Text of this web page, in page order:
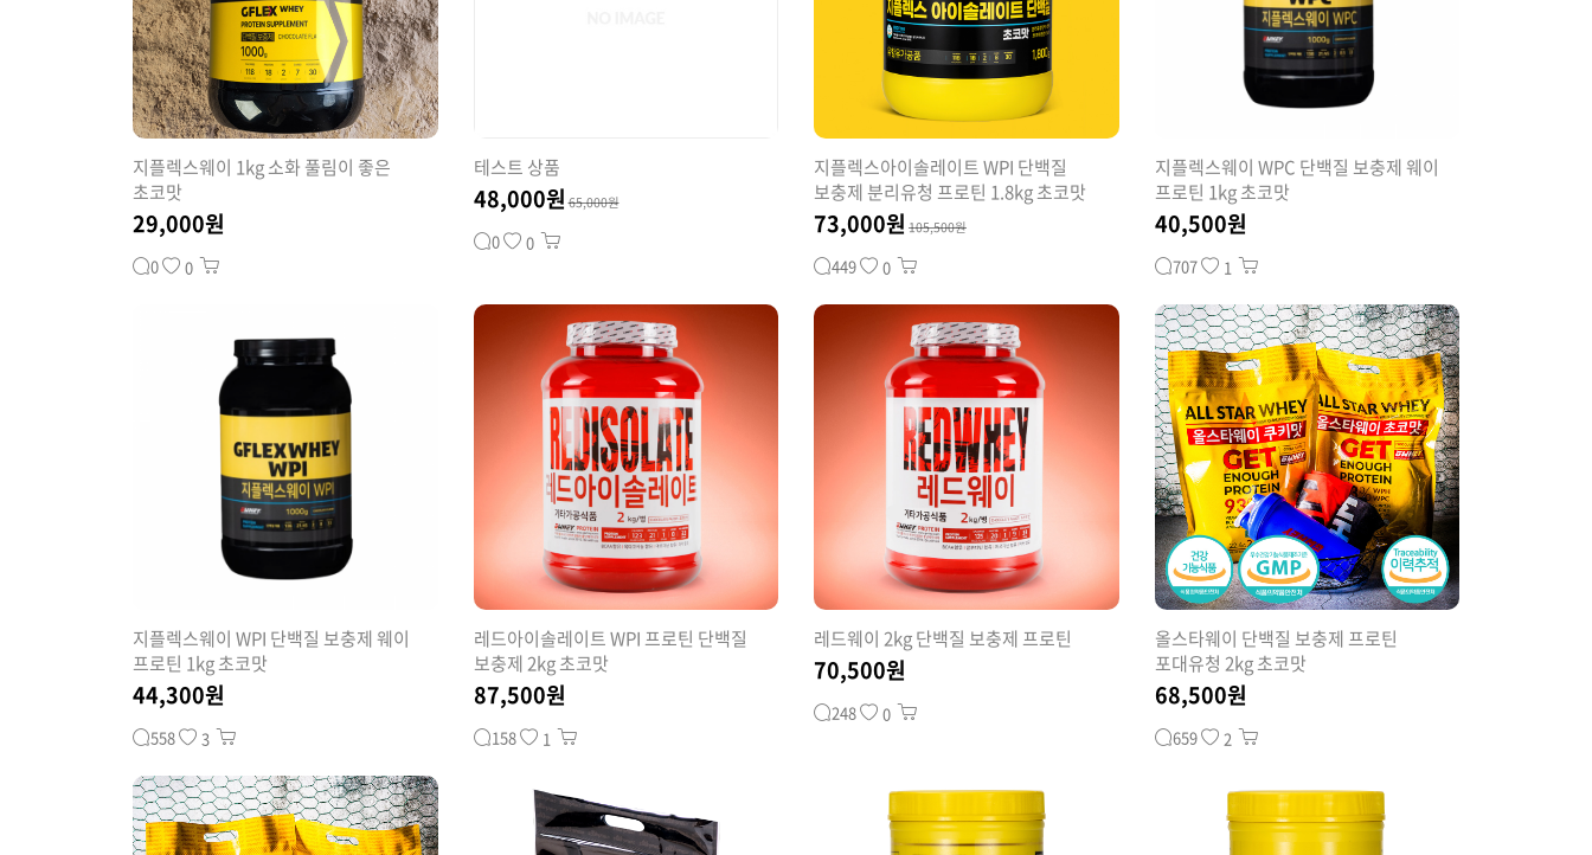
지플렉스웨이 1kg 소화 풀림이 좋은
초코맛
29,000원
0 0
테스트 상품
48,000원 65,000원
0 0
지플렉스아이솔레이트 WPI 단백질
보충제 분리유청 프로틴 1.8kg 초코맛
73,000원 105,500원
449 0
지플렉스웨이 WPC 단백질 보충제 웨이
프로틴 1kg 초코맛
40,500원
707 1
지플렉스웨이 WPI 단백질 보충제 웨이
프로틴 1kg 초코맛
44,300원
558 3
레드아이솔레이트 WPI 프로틴 단백질
보충제 2kg 초코맛
87,500원
158 1
레드웨이 2kg 단백질 보충제 프로틴
70,500원
248 0
올스타웨이 단백질 보충제 프로틴
포대유청 2kg 초코맛
68,500원
659 2